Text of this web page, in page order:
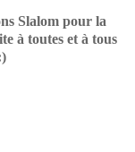
Slalom pour la
à toutes et à tous